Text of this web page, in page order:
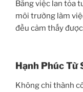
Bằng việc lan tỏa
môi trường làm
đều cảm thấy
Hạnh Phúc Từ
Không chỉ thành